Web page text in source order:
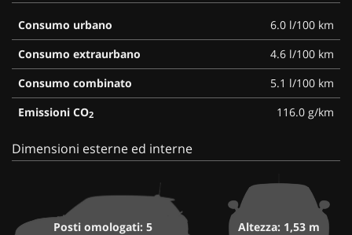
Consumo urbano
6.0 l/100 km
Consumo extraurbano
4.6 l/100 km
Consumo combinato
5.1 l/100 km
Emissioni CO2 116.0 g/km
Dimensioni esterne ed interne
Posti omologati: 5 Altezza: 1,53 m